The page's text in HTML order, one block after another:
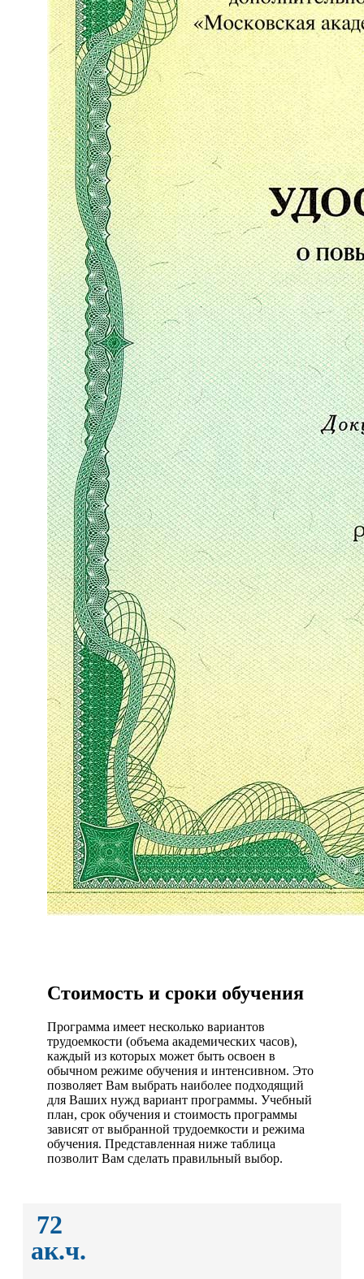
Стоимость и сроки обучения
Программа имеет несколько вариантов
трудоемкости (объема академических часов),
каждый из которых может быть освоен в
обычном режиме обучения и интенсивном. Это
позволяет Вам выбрать наиболее подходящий
для Ваших нужд вариант программы. Учебный
план, срок обучения и стоимость программы
зависят от выбранной трудоемкости и режима
обучения. Представленная ниже таблица
позволит Вам сделать правильный выбор.
72
ак.ч.